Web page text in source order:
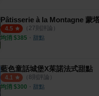
Pâtisserie à la Montagne 蒙
4.5 （ 27則評論）
均消 $385 ・ 甜點
藍色童話城堡X茱諾法式甜點
4.1 （ 8則評論）
均消 $300 ・ 甜點